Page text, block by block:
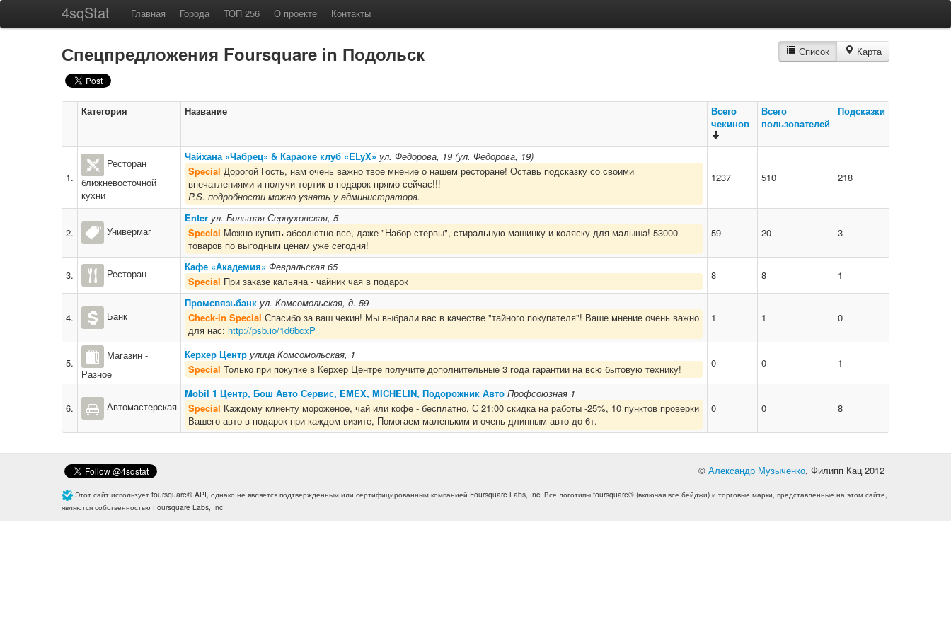
4sqStat Главная Города ТОП 256 О проекте Контакты
Спецпредложения Foursquare in Подольск Список Карта
Категория Название
Всего
чекинов
Всего
пользователей
Подсказки
1.
Ресторан
ближневосточной
кухни
Чайхана «Чабрец» & Караоке клуб «ELyX» ул. Федорова, 19 (ул. Федорова, 19)
Special Дорогой Гость, нам очень важно твое мнение о нашем ресторане! Оставь подсказку со своими
впечатлениями и получи тортик в подарок прямо сейчас!!!
P.S. подробности можно узнать у администратора.
1237 510 218
2. Универмаг
Enter ул. Большая Серпуховская, 5
Special Можно купить абсолютно все, даже "Набор стервы", стиральную машинку и коляску для малыша! 53000
товаров по выгодным ценам уже сегодня!
59 20 3
3. Ресторан
Кафе «Академия» Февральская 65
Special При заказе кальяна - чайник чая в подарок 8 8 1
4. Банк
Промсвязьбанк ул. Комсомольская, д. 59
Check-in Special Спасибо за ваш чекин! Мы выбрали вас в качестве "тайного покупателя"! Ваше мнение очень важно
для нас: http://psb.io/1d6bcxP
1 1 0
5.
Магазин -
Разное
Керхер Центр улица Комсомольская, 1
Special Только при покупке в Керхер Центре получите дополнительные 3 года гарантии на всю бытовую технику! 0 0 1
6. Автомастерская
Mobil 1 Центр, Бош Авто Сервис, EMEX, MICHELIN, Подорожник Авто Профсоюзная 1
Special Каждому клиенту мороженое, чай или кофе - бесплатно, С 21:00 скидка на работы -25%, 10 пунктов проверки
Вашего авто в подарок при каждом визите, Помогаем маленьким и очень длинным авто до 6т.
0 0 8
© Александр Музыченко, Филипп Кац 2012
Этот сайт использует foursquare® API, однако не является подтвержденным или сертифицированным компанией Foursquare Labs, Inc. Все логотипы foursquare® (включая все бейджи) и торговые марки, представленные на этом сайте,
являются собственностью Foursquare Labs, Inc